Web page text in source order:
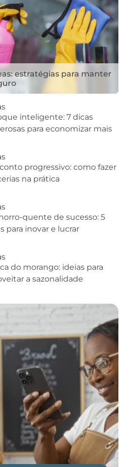
estratégias para manter
inteligente: 7 dicas
para economizar mais
progressivo: como fazer
na prática
quente de sucesso: 5
para inovar e lucrar
do morango: ideias para
a sazonalidade